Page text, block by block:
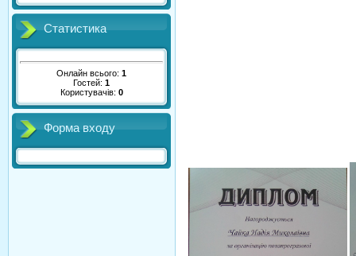
Статистика
Онлайн всього: 1
Гостей: 1
Користувачів: 0
Форма входу